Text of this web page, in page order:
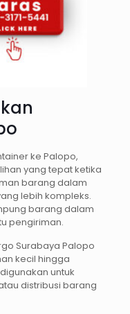
ke Palopo,
yang tepat ketika
barang dalam
lebih kompleks.
barang dalam
pengiriman.
Surabaya Palopo
kecil hingga
untuk
distribusi barang